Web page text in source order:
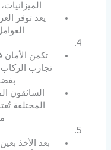
يعد توفر
تكمن الأمان
تجارب الركاب
السائقون
المختلفة
بعد الأخذ